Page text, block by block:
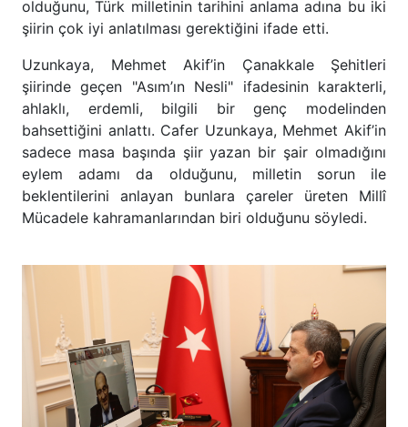
olduğunu, Türk milletinin tarihini anlama adına bu iki
şiirin çok iyi anlatılması gerektiğini ifade etti.
Uzunkaya, Mehmet Akif’in Çanakkale Şehitleri
şiirinde geçen "Asım’ın Nesli" ifadesinin karakterli,
ahlaklı, erdemli, bilgili bir genç modelinden
bahsettiğini anlattı. Cafer Uzunkaya, Mehmet Akif’in
sadece masa başında şiir yazan bir şair olmadığını
eylem adamı da olduğunu, milletin sorun ile
beklentilerini anlayan bunlara çareler üreten Millî
Mücadele kahramanlarından biri olduğunu söyledi.